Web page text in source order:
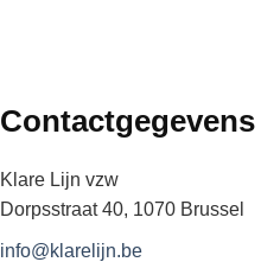
Contactgegevens
Klare Lijn vzw
Dorpsstraat 40, 1070 Brussel
info@klarelijn.be